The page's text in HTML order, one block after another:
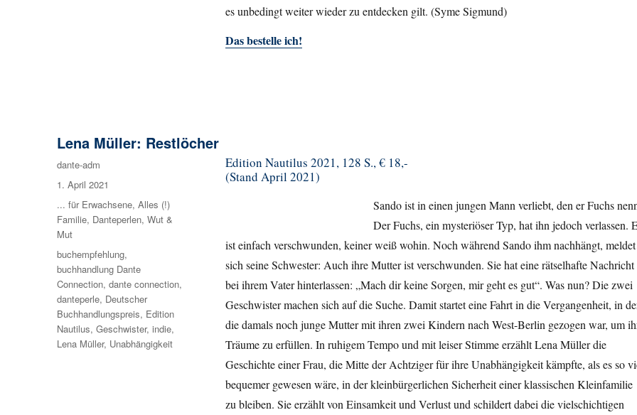
es unbedingt weiter wieder zu entdecken gilt. (Syme Sigmund)
Das bestelle ich!
Lena Müller: Restlöcher
Edition Nautilus 2021, 128 S., € 18,-
(Stand April 2021)
Sando ist in einen jungen Mann verliebt, den er Fuchs
Der Fuchs, ein mysteriöser Typ, hat ihn jedoch verlassen.
ist einfach verschwunden, keiner weiß wohin. Noch während Sando ihm nachhängt, meldet
sich seine Schwester: Auch ihre Mutter ist verschwunden. Sie hat eine rätselhafte Nachricht
bei ihrem Vater hinterlassen: „Mach dir keine Sorgen, mir geht es gut“. Was nun? Die zwei
Geschwister machen sich auf die Suche. Damit startet eine Fahrt in die Vergangenheit, in
die damals noch junge Mutter mit ihren zwei Kindern nach West-Berlin gezogen war, um
Träume zu erfüllen. In ruhigem Tempo und mit leiser Stimme erzählt Lena Müller die
Geschichte einer Frau, die Mitte der Achtziger für ihre Unabhängigkeit kämpfte, als es so
bequemer gewesen wäre, in der kleinbürgerlichen Sicherheit einer klassischen Kleinfamilie
zu bleiben. Sie erzählt von Einsamkeit und Verlust und schildert dabei die vielschichtigen
Autor
dante-adm
Veröffentlicht
am
1. April 2021
Kategorien
... für Erwachsene,Alles (!)
Familie, Danteperlen,Wut &
Mut
Schlagwörter
buchempfehlung,
buchhandlung Dante
Connection,dante connection,
danteperle, Deutscher
Buchhandlungspreis, Edition
Nautilus,Geschwister,indie,
Lena Müller, Unabhängigkeit